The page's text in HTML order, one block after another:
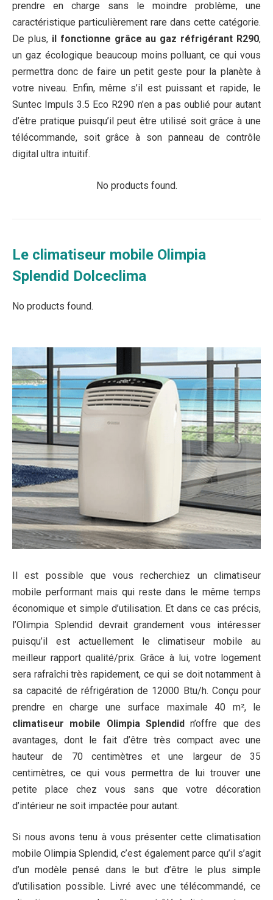
prendre en charge sans le moindre problème, une
caractéristique particulièrement rare dans cette catégorie.
De plus,il fonctionne grâce au gaz réfrigérant R290,
un gaz écologique beaucoup moins polluant, ce qui vous
permettra donc de faire un petit geste pour la planète à
votre niveau. Enfin, même s’il est puissant et rapide, le
Suntec Impuls 3.5 Eco R290 n’en a pas oublié pour autant
d’être pratique puisqu’il peut être utilisé soit grâce à une
télécommande, soit grâce à son panneau de contrôle
digital ultra intuitif.
No products found.
Le climatiseur mobile Olimpia
Splendid Dolceclima
No products found.
Il est possible que vous recherchiez un climatiseur
mobile performant mais qui reste dans le même temps
économique et simple d’utilisation. Et dans ce cas précis,
l’Olimpia Splendid devrait grandement vous intéresser
puisqu’il est actuellement le climatiseur mobile au
meilleur rapport qualité/prix. Grâce à lui, votre logement
sera rafraîchi très rapidement, ce qui se doit notamment à
sa capacité de réfrigération de 12000 Btu/h. Conçu pour
prendre en charge une surface maximale 40 m², le
climatiseur mobile Olimpia Splendid n’offre que des
avantages, dont le fait d’être très compact avec une
hauteur de 70 centimètres et une largeur de 35
centimètres, ce qui vous permettra de lui trouver une
petite place chez vous sans que votre décoration
d’intérieur ne soit impactée pour autant.
Si nous avons tenu à vous présenter cette climatisation
mobile Olimpia Splendid, c’est également parce qu’il s’agit
d’un modèle pensé dans le but d’être le plus simple
d’utilisation possible. Livré avec une télécommandé, ce